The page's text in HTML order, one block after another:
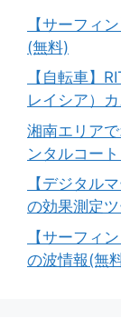
【サーフィ
(無料)
【自転車】
レイシア）
湘南エリア
ンタルコー
【デジタル
の効果測定
【サーフィ
の波情報(無